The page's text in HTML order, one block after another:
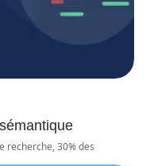
recherche, 30% des